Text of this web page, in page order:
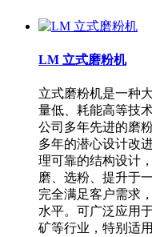
LM 立式磨粉机
立式磨粉机是一种
量低、耗能高等技
公司多年先进的磨
多年的潜心设计改
理可靠的结构设计
磨、选粉、提升于
完全满足客户需求
水平。可广泛应用
矿等行业，特别适